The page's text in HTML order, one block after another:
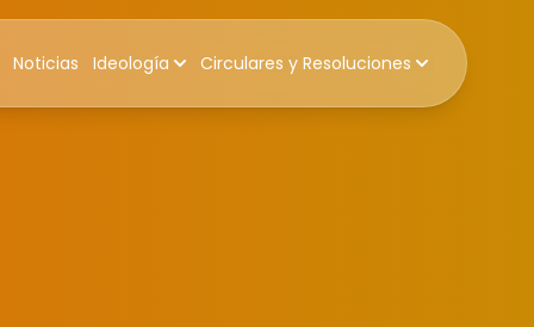
Noticias Ideología Circulares y Resoluciones